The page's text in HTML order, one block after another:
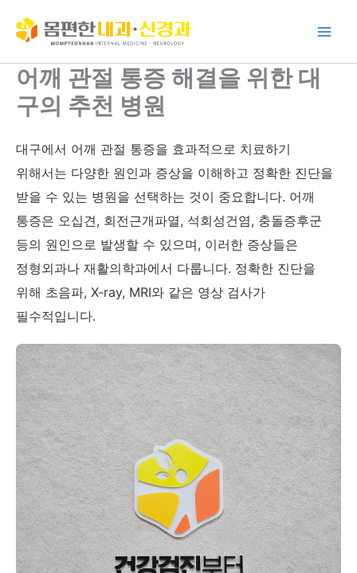
로 어깨 관절 통증 해결을 위한 대
구의 추천 병원
대구에서 어깨 관절 통증을 효과적으로 치료하기
위해서는 다양한 원인과 증상을 이해하고 정확한 진단을
받을 수 있는 병원을 선택하는 것이 중요합니다. 어깨
통증은 오십견, 회전근개파열, 석회성건염, 충돌증후군
등의 원인으로 발생할 수 있으며, 이러한 증상들은
정형외과나 재활의학과에서 다룹니다. 정확한 진단을
위해 초음파, X-ray, MRI와 같은 영상 검사가
필수적입니다.